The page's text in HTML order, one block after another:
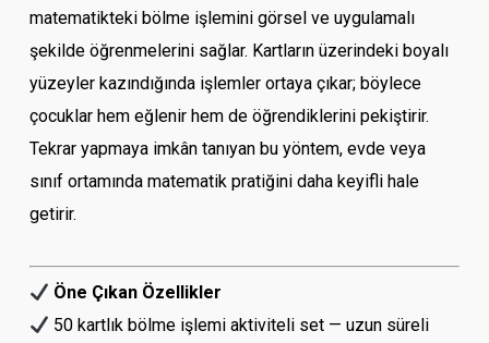
matematikteki bölme işlemini görsel ve uygulamalı
şekilde öğrenmelerini sağlar. Kartların üzerindeki boyalı
yüzeyler kazındığında işlemler ortaya çıkar; böylece
çocuklar hem eğlenir hem de öğrendiklerini pekiştirir.
Tekrar yapmaya imkân tanıyan bu yöntem, evde veya
sınıf ortamında matematik pratiğini daha keyifli hale
getirir.
Öne Çıkan Özellikler
50 kartlık bölme işlemi aktiviteli set — uzun süreli